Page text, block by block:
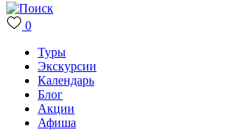
0
Туры
Экскурсии
Календарь
Блог
Акции
Афиша